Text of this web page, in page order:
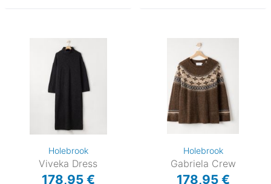
Holebrook
Viveka Dress
178,95 €
Holebrook
Gabriela Crew
178,95 €